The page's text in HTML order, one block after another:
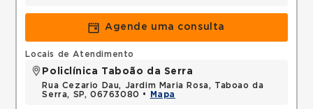
Agende uma consulta
Locais de Atendimento
Policlínica Taboão da Serra
Rua Cezario Dau, Jardim Maria Rosa, Taboao da
Serra, SP, 06763080 •
Mapa